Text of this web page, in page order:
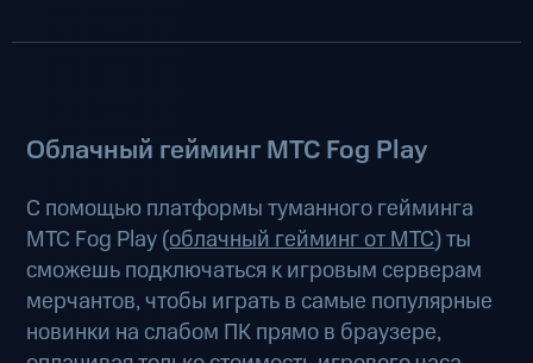
Облачный гейминг МТС Fog Play
С помощью платформы туманного гейминга
МТС Fog Play (облачный гейминг от МТС) ты
сможешь подключаться к игровым серверам
мерчантов, чтобы играть в самые популярные
новинки на слабом ПК прямо в браузере,